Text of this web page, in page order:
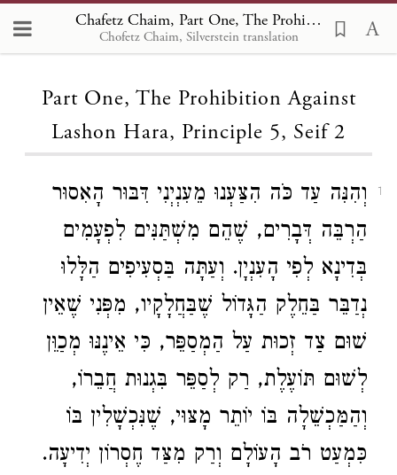
Chafetz Chaim, Part One, The Prohibition Against Lashon Hara, Principle 5 2
Chofetz Chaim, Silverstein translation
Loading...
Part One, The Prohibition Against
Lashon Hara, Principle 5, Seif 2
1
וְהִנִּה עַד כֹּה הִצַּעְנוּ מֵעִנְיְנִי דִּבּוּר הָאִסוּר
הַרְבֵּה דְּבָרִים, שֶׁהֵם מִשְׁתַּנִּים לִפְעָמִים
בְּדִינָא לְפִי הָעִנְיָן. וְעַתָּה בַּסְעִיפִים הַלָּלוּ
נְדַבֵּר בַּחֵלֶק הַגָּדוֹל שֶׁבַּחֲלָקָיו, מִפְּנִי שֶׁאֵין
שׁוּם צַד זְכוּת עַל הַמְסַפֵּר, כִּי אֵינֶנּוּ מְכַוֵּן
לְשׁוּם תּוֹעֶלֶת, רַק לְסַפֵּר בִּגְנוּת חֲבֵרוֹ,
וְהַמַּכְשֵׁלָה בּוֹ יוֹתֵר מָצּוּי, שֶׁנִּכְשָׁלִין בּוֹ
כִּמְעַט רֹב הָעוֹלָם וְרַק מִצַּד חֶסְרוֹן יְדִיעָה.